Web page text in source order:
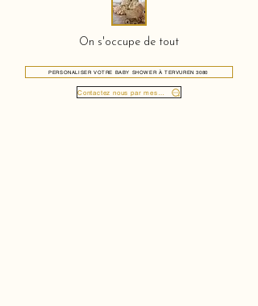
On s'occupe de tout
PERSONALISER VOTRE BABY SHOWER À TERVUREN 3080